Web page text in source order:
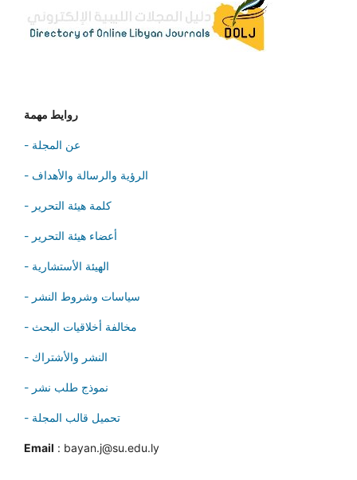
- عن المجلة
- الرؤية والرسالة والأهداف
- كلمة هيئة التحرير
- أعضاء هيئة التحرير
- الهيئة الأستشارية
- سياسات وشروط النشر
- مخالفة أخلاقيات البحث
- النشر والأشتراك
- نموذج طلب نشر
- تحميل قالب المجلة
Email : bayan.j@su.edu.ly